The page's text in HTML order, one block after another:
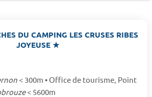
DU CAMPING LES CRUSES RIBES
JOYEUSE ★
< 300m • Office de tourisme, Point
< 5600m